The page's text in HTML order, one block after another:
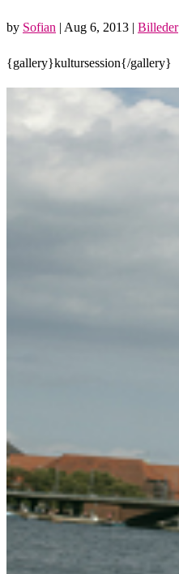
by Sofian | Aug 6, 2013 | Billeder
{gallery}kultursession{/gallery}